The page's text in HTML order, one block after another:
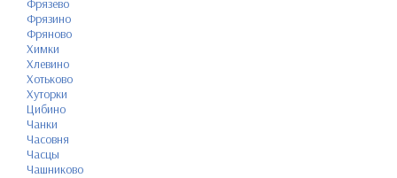
Фрязево
Фрязино
Фряново
Химки
Хлевино
Хотьково
Хуторки
Цибино
Чанки
Часовня
Часцы
Чашниково